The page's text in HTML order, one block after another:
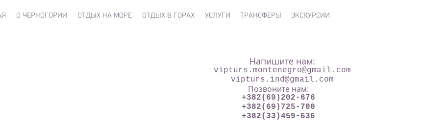
О ЧЕРНОГОРИИ ОТДЫХ НА МОРЕ ОТДЫХ В ГОРАХ УСЛУГИ ТРАНСФЕРЫ ЭКСКУРСИИ
Напишите нам:
vipturs.montenegro@gmail.com
vipturs.ind@gmail.com
Позвоните нам:
+382(69)202-676
+382(69)725-700
+382(33)459-636